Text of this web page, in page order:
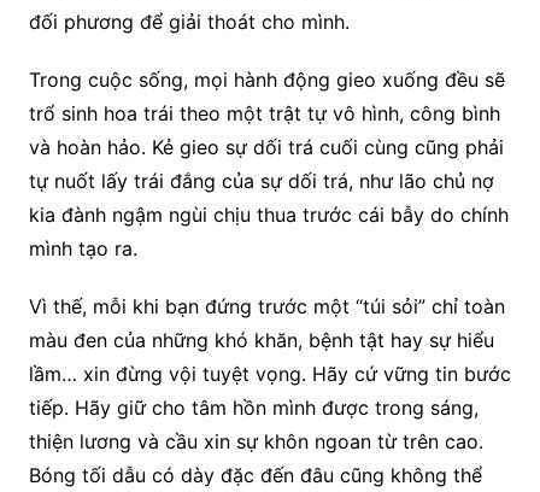
đối phương để giải thoát cho mình.
Trong cuộc sống, mọi hành động gieo xuống đều sẽ
trổ sinh hoa trái theo một trật tự vô hình, công bình
và hoàn hảo. Kẻ gieo sự dối trá cuối cùng cũng phải
tự nuốt lấy trái đắng của sự dối trá, như lão chủ nợ
kia đành ngậm ngùi chịu thua trước cái bẫy do chính
mình tạo ra.
Vì thế, mỗi khi bạn đứng trước một “túi sỏi” chỉ toàn
màu đen của những khó khăn, bệnh tật hay sự hiểu
lầm… xin đừng vội tuyệt vọng. Hãy cứ vững tin bước
tiếp. Hãy giữ cho tâm hồn mình được trong sáng,
thiện lương và cầu xin sự khôn ngoan từ trên cao.
Bóng tối dẫu có dày đặc đến đâu cũng không thể